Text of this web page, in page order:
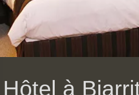
Hôtel à